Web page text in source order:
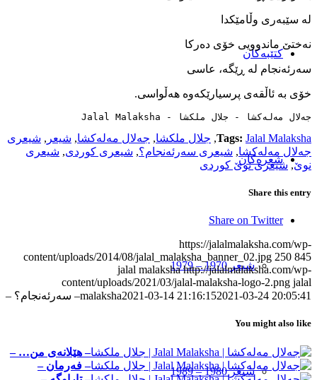
کتێبەکان
شعرەکان
شیعر 1970 – 1979
شیعر 1980 – 1989
له ‌سێبه‌ری وڵامێکدا
نه‌ختێ ماندوویی خۆی ده‌رکا
سه‌رئه‌نجام له ‌ڕێگه، عاسی
خۆی به ‌ئا‌ڵقه‌ی پرسیارێکه‌وه‌ هه‌ڵواسی.
جەلال مەلەکشا - جلال ملکشا - Jalal Malaksha
Tags: Jalal Malaksha
, جلال ملکشا, جەلال مەلەکشا, شیعر , شیعری
جەلال مەلەکشا, شیعری سه‌رئه‌نجام؟, شیعری کوردی, شیعری
نوێ, شیعری نوێ کوردی
Share this entry
Share on Twitter
https://jalalmalaksha.com/wp-
content/uploads/2014/08/jalal_malaksha_banner_02.jpg 250 845
jalal malaksha http://jalalmalaksha.com/wp-
content/uploads/2021/03/jalal-malaksha-logo-2.png jalal
malaksha2021-03-14 21:16:152021-03-24 20:05:41 – سه‌رئه‌نجام؟ –
You might also like
– ھێلانەی من… –
– فه‌رمان –